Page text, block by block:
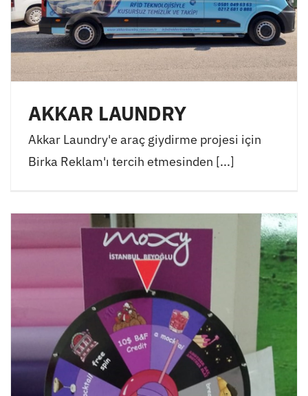
AKKAR LAUNDRY
Akkar Laundry'e araç giydirme projesi için
Birka Reklam'ı tercih etmesinden [...]